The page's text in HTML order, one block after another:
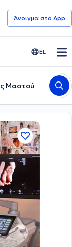
Άνοιγμα στο App
EL
Μαστού